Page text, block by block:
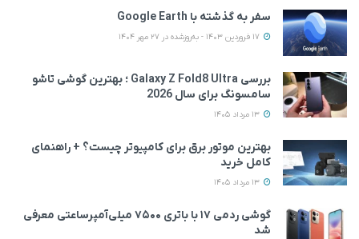
سفر به گذشته با Google Earth
بررسی Galaxy Z Fold8 Ultra ؛ بهترین گوشی تاشو
سامسونگ برای سال 2026
بهترین موتور برق برای کامپیوتر چیست؟ + راهنمای
کامل خرید
گوشی ردمی ۱۷ با باتری ۷۵۰۰ میلی‌آمپرساعتی معرفی
شد